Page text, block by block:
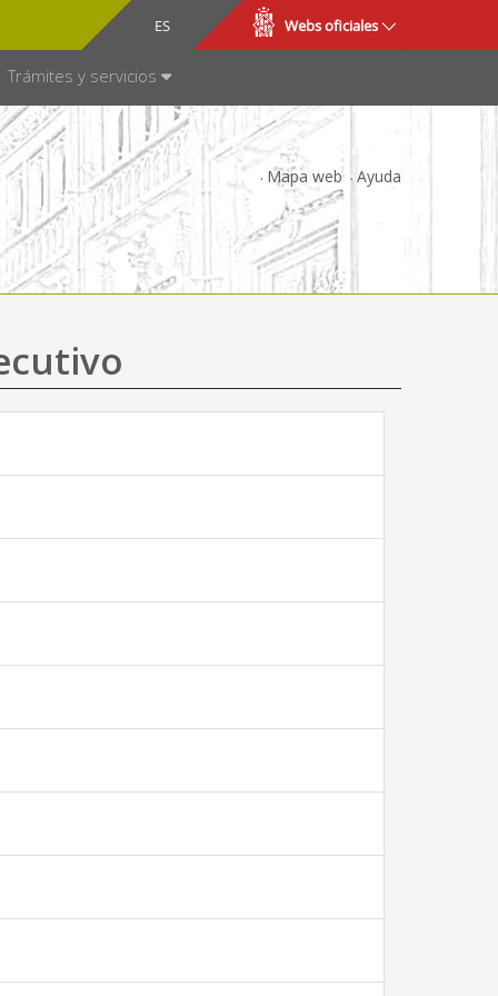
ES
CA Webs oficiales
Trámites y servicios
Mapa web Ayuda